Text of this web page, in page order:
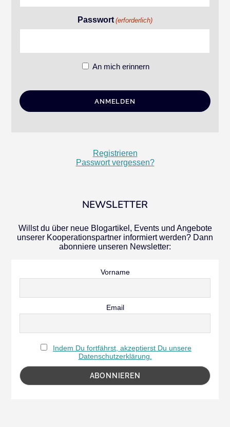
Passwort (erforderlich)
An mich erinnern
Registrieren
Passwort vergessen?
NEWSLETTER
Willst du über neue Blogartikel, Events und Angebote
unserer Kooperationspartner informiert werden? Dann
abonniere unseren Newsletter:
Vorname
Email
Indem Du fortfährst, akzeptierst Du unsere
Datenschutzerklärung.